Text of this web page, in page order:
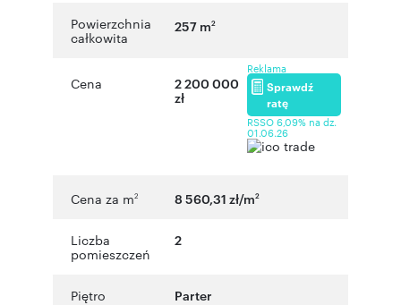
Powierzchnia
całkowita
257 m2
Cena
2 200 000
zł
Reklama
Sprawdź
ratę
RSSO 6,09% na dz.
01.06.26
Cena za m2 8 560,31 zł/m2
Liczba
pomieszczeń
2
Piętro Parter